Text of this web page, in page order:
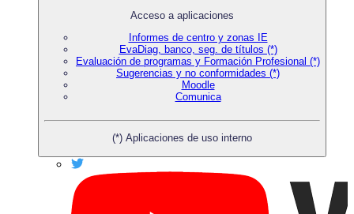
Acceso a aplicaciones
Informes de centro y zonas IE
EvaDiag, banco, seg. de títulos (*)
Evaluación de programas y Formación Profesional (*)
Sugerencias y no conformidades (*)
Moodle
Comunica
(*) Aplicaciones de uso interno